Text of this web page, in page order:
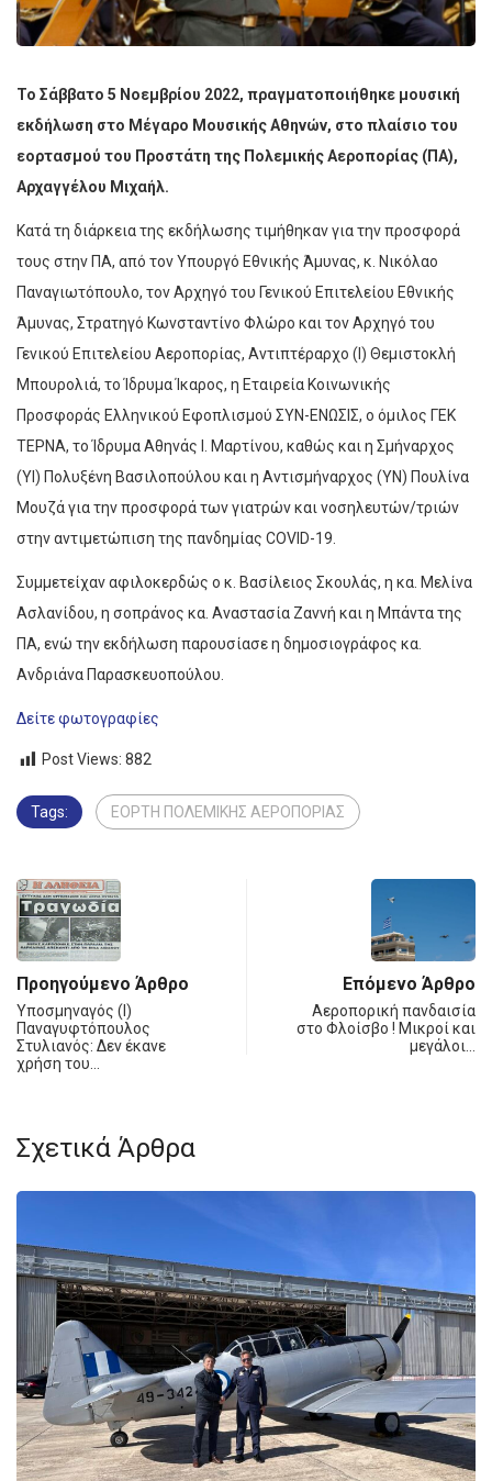
Το Σάββατο 5 Νοεμβρίου 2022, πραγματοποιήθηκε μουσική
εκδήλωση στο Μέγαρο Μουσικής Αθηνών, στο πλαίσιο του
εορτασμού του Προστάτη της Πολεμικής Αεροπορίας (ΠΑ),
Αρχαγγέλου Μιχαήλ.
Κατά τη διάρκεια της εκδήλωσης τιμήθηκαν για την προσφορά
τους στην ΠΑ, από τον Υπουργό Εθνικής Άμυνας, κ. Νικόλαο
Παναγιωτόπουλο, τον Αρχηγό του Γενικού Επιτελείου Εθνικής
Άμυνας, Στρατηγό Κωνσταντίνο Φλώρο και τον Αρχηγό του
Γενικού Επιτελείου Αεροπορίας, Αντιπτέραρχο (Ι) Θεμιστοκλή
Μπουρολιά, το Ίδρυμα Ίκαρος, η Εταιρεία Κοινωνικής
Προσφοράς Ελληνικού Εφοπλισμού ΣΥΝ-ΕΝΩΣΙΣ, ο όμιλος ΓΕΚ
ΤΕΡΝΑ, το Ίδρυμα Αθηνάς Ι. Μαρτίνου, καθώς και η Σμήναρχος
(ΥΙ) Πολυξένη Βασιλοπούλου και η Αντισμήναρχος (ΥΝ) Πουλίνα
Μουζά για την προσφορά των γιατρών και νοσηλευτών/τριών
στην αντιμετώπιση της πανδημίας COVID-19.
Συμμετείχαν αφιλοκερδώς ο κ. Βασίλειος Σκουλάς, η κα. Μελίνα
Ασλανίδου, η σοπράνος κα. Αναστασία Ζαννή και η Μπάντα της
ΠΑ, ενώ την εκδήλωση παρουσίασε η δημοσιογράφος κα.
Ανδριάνα Παρασκευοπούλου.
Δείτε φωτογραφίες
Post Views: 882
Tags: ΕΟΡΤΗ ΠΟΛΕΜΙΚΗΣ ΑΕΡΟΠΟΡΙΑΣ
Προηγούμενο Άρθρο
Υποσμηναγός (Ι)
Παναγυφτόπουλος
Στυλιανός: Δεν έκανε
χρήση του…
Επόμενο Άρθρο
Αεροπορική πανδαισία
στο Φλοίσβο ! Μικροί και
μεγάλοι…
Σχετικά Άρθρα